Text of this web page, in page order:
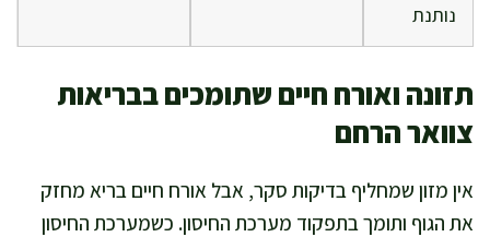
נותנת
תזונה ואורח חיים שתומכים בבריאות
צוואר הרחם
אין מזון שמחליף בדיקות סקר, אבל אורח חיים בריא מחזק
את הגוף ותומך בתפקוד מערכת החיסון. כשמערכת החיסון